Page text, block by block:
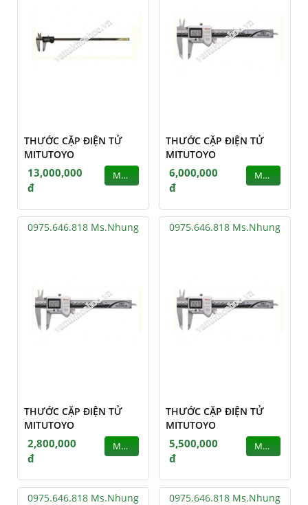
THƯỚC CẶP ĐIỆN TỬ
MITUTOYO
13,000,000
đ
MUA
THƯỚC CẶP ĐIỆN TỬ
MITUTOYO
6,000,000
đ
MUA
0975.646.818 Ms.Nhung
THƯỚC CẶP ĐIỆN TỬ
MITUTOYO
2,800,000
đ
MUA
0975.646.818 Ms.Nhung
THƯỚC CẶP ĐIỆN TỬ
MITUTOYO
5,500,000
đ
MUA
0975.646.818 Ms.Nhung 0975.646.818 Ms.Nhung